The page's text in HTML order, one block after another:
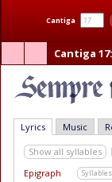
Cantiga
Cantiga 17
Lyrics Music
Show all syllables
Epigraph
Syllables